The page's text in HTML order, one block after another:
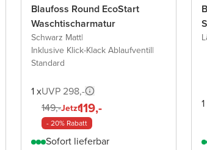
Blaufoss Round EcoStart
Waschtischarmatur
Schwarz Matt|
Inklusive Klick-Klack Ablaufventil|
Standard
1 xUVP 298,-
149,-Jetzt119,-
- 20% Rabatt
Sofort lieferbar